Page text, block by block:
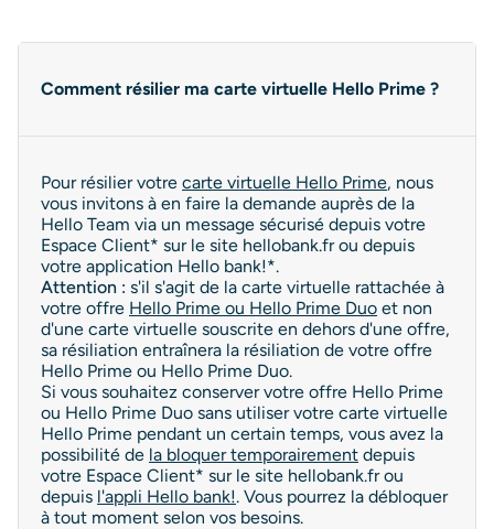
Comment résilier ma carte virtuelle Hello Prime ?
Pour résilier votre carte virtuelle Hello Prime, nous
vous invitons à en faire la demande auprès de la
Hello Team via un message sécurisé depuis votre
Espace Client* sur le site hellobank.fr ou depuis
votre application Hello bank!*.
Attention : s'il s'agit de la carte virtuelle rattachée à
votre offre Hello Prime ou Hello Prime Duo et non
d'une carte virtuelle souscrite en dehors d'une offre,
sa résiliation entraînera la résiliation de votre offre
Hello Prime ou Hello Prime Duo.
Si vous souhaitez conserver votre offre Hello Prime
ou Hello Prime Duo sans utiliser votre carte virtuelle
Hello Prime pendant un certain temps, vous avez la
possibilité de la bloquer temporairement depuis
votre Espace Client* sur le site hellobank.fr ou
depuis l'appli Hello bank!. Vous pourrez la débloquer
à tout moment selon vos besoins.